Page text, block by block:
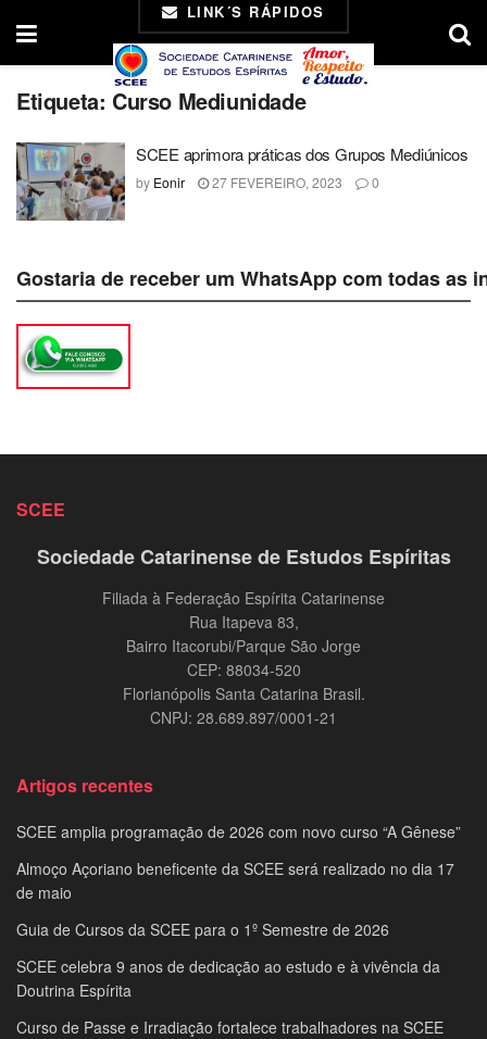
LINK´S RÁPIDOS
Etiqueta: Curso Mediunidade
SCEE aprimora práticas dos Grupos Mediúnicos
by Eonir 27 FEVEREIRO, 2023 0
Gostaria de receber um WhatsApp com todas
SCEE
Sociedade Catarinense de Estudos Espíritas
Filiada à Federação Espírita Catarinense
Rua Itapeva 83,
Bairro Itacorubi/Parque São Jorge
CEP: 88034-520
Florianópolis Santa Catarina Brasil.
CNPJ: 28.689.897/0001-21
Artigos recentes
SCEE amplia programação de 2026 com novo curso “A Gênese”
Almoço Açoriano beneficente da SCEE será realizado no dia 17
de maio
Guia de Cursos da SCEE para o 1º Semestre de 2026
SCEE celebra 9 anos de dedicação ao estudo e à vivência da
Doutrina Espírita
Curso de Passe e Irradiação fortalece trabalhadores na SCEE